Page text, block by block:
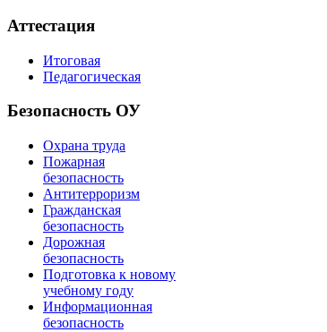
Аттестация
Итоговая
Педагогическая
Безопасность ОУ
Охрана труда
Пожарная
безопасность
Антитерроризм
Гражданская
безопасность
Дорожная
безопасность
Подготовка к новому
учебному году
Информационная
безопасность